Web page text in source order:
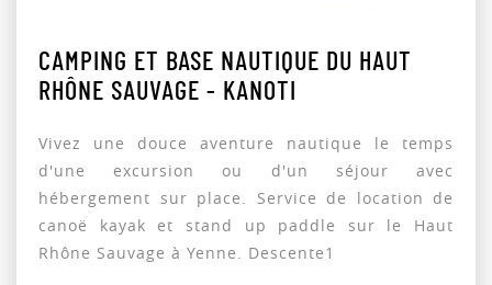
CAMPING ET BASE NAUTIQUE DU HAUT
RHÔNE SAUVAGE - KANOTI
Vivez une douce aventure nautique le temps
d'une excursion ou d'un séjour avec
hébergement sur place. Service de location de
canoë kayak et stand up paddle sur le Haut
Rhône Sauvage à Yenne. Descente1